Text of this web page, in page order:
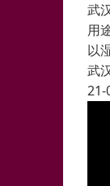
武
用
以
武
21-